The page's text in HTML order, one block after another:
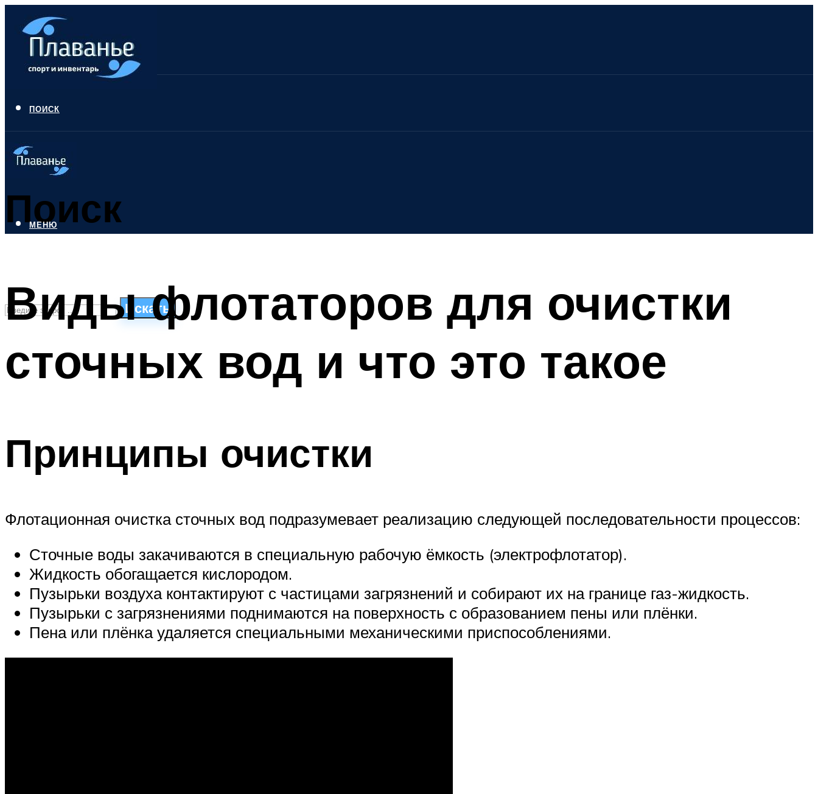
ПОИСК
Поиск
Искать
ПЛАВАНЬЕ ДЛЯ ДЕТЕЙ
ПЛАВАНЬЕ ДЛЯ ПОХУДЕНИЯ
МЕНЮ
МЕНЮ
Виды флотаторов для очистки
сточных вод и что это такое
Принципы очистки
Флотационная очистка сточных вод подразумевает реализацию следующей последовательности процессов:
Сточные воды закачиваются в специальную рабочую ёмкость (электрофлотатор).
Жидкость обогащается кислородом.
Пузырьки воздуха контактируют с частицами загрязнений и собирают их на границе газ-жидкость.
Пузырьки с загрязнениями поднимаются на поверхность с образованием пены или плёнки.
Пена или плёнка удаляется специальными механическими приспособлениями.